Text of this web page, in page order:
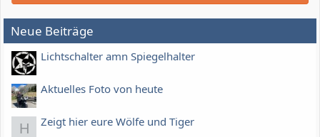
Neue Beiträge
Lichtschalter amn Spiegelhalter
Aktuelles Foto von heute
H Zeigt hier eure Wölfe und Tiger